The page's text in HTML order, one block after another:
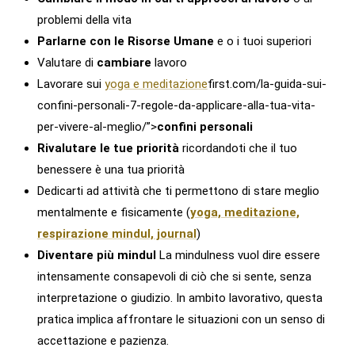
problemi della vita
Parlarne con le Risorse Umane e o i tuoi superiori
Valutare di cambiare lavoro
Lavorare sui yoga e meditazionefirst.com/la-guida-sui-
confini-personali-7-regole-da-applicare-alla-tua-vita-
per-vivere-al-meglio/”>confini personali
Rivalutare le tue prioritàricordandoti che il tuo
benessere è una tua priorità
Dedicarti ad attività che ti permettono di stare meglio
mentalmente e fisicamente (yoga, meditazione,
respirazione mindul, journal)
Diventare più mindul La mindulness vuol dire essere
intensamente consapevoli di ciò che si sente, senza
interpretazione o giudizio. In ambito lavorativo, questa
pratica implica affrontare le situazioni con un senso di
accettazione e pazienza.